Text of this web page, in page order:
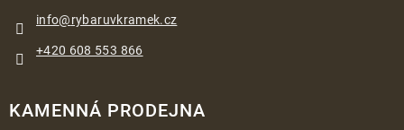
info@rybaruvkramek.cz
+420 608 553 866
KAMENNÁ PRODEJNA